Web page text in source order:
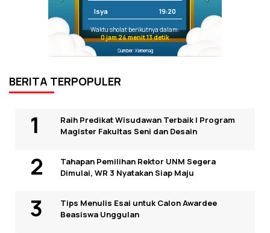
Isya 19:20
Waktu sholat berikutnya dalam:
0 jam 24 menit 13 detik
Sumber: Kemenag
BERITA TERPOPULER
Raih Predikat Wisudawan Terbaik I Program
Magister Fakultas Seni dan Desain
Tahapan Pemilihan Rektor UNM Segera
Dimulai, WR 3 Nyatakan Siap Maju
Tips Menulis Esai untuk Calon Awardee
Beasiswa Unggulan